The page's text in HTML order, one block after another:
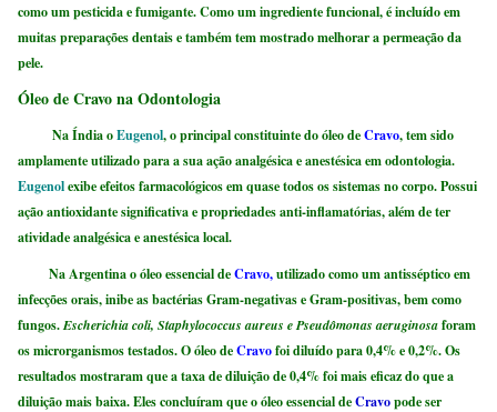
como um pesticida e fumigante. Como um ingrediente funcional, é incluído em
muitas preparações dentais e também tem mostrado melhorar a permeação da
pele.
Óleo de Cravo na Odontologia
Na Índia oEugenol, o principal constituinte do óleo deCravo, tem sido
amplamente utilizado para a sua ação analgésica e anestésica em odontologia.
Eugenolexibe efeitos farmacológicos em quase todos os sistemas no corpo. Possui
ação antioxidante significativa e propriedades anti-inflamatórias, além de ter
atividade analgésica e anestésica local.
Na Argentina o óleo essencial deCravo,utilizado como um antisséptico em
infecções orais, inibe as bactérias Gram-negativas e Gram-positivas, bem como
fungos.Escherichia coli, Staphylococcus aureus e Pseudômonas aeruginosaforam
os microrganismos testados. O óleo deCravofoi diluído para 0,4% e 0,2%. Os
resultados mostraram que a taxa de diluição de 0,4% foi mais eficaz do que a
diluição mais baixa. Eles concluíram que o óleo essencial deCravopode ser